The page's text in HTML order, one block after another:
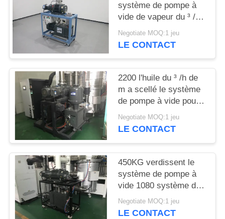
SITEMAP
POLITIQUE
DE
CONFIDENTIALITÉ
système de pompe à
vide de vapeur du ³ /h
de JZ150D 600 m a
scellé refroidi à l'eau
Negotiate MOQ:1 jeu
LE CONTACT
2200 l'huile du ³ /h de
m a scellé le système
de pompe à vide pour
enduire la couleur verte
modèle de JZ600-2H
Negotiate MOQ:1 jeu
LE CONTACT
450KG verdissent le
système de pompe à
vide 1080 système de
propulseur de pompe à
vide scellé par huile du
Negotiate MOQ:1 jeu
LE CONTACT